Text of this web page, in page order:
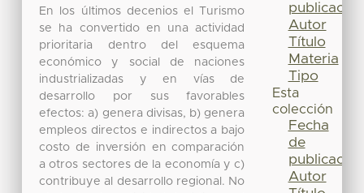
En los últimos decenios el Turismo
se ha convertido en una actividad
prioritaria dentro del esquema
económico y social de naciones
industrializadas y en vías de
desarrollo por sus favorables
efectos: a) genera divisas, b) genera
empleos directos e indirectos a bajo
costo de inversión en comparación
a otros sectores de la economía y c)
contribuye al desarrollo regional. No
publicación
Autor
Título
Materia
Tipo
Esta
colección
Fecha
de
publicación
Autor